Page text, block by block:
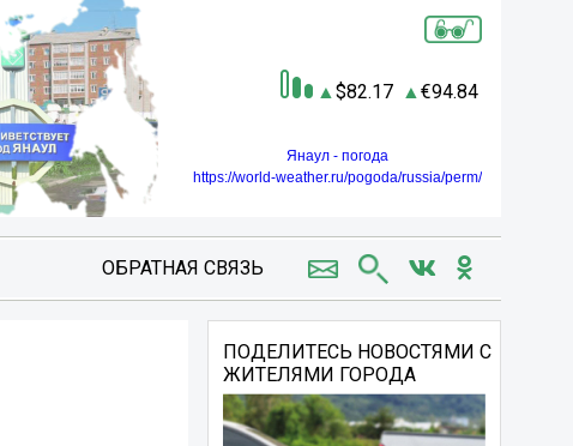
82.17 94.84
Янаул - погода
https://world-weather.ru/pogoda/russia/perm/
ОБРАТНАЯ СВЯЗЬ
ПОДЕЛИТЕСЬ НОВОСТЯМИ С
ЖИТЕЛЯМИ ГОРОДА